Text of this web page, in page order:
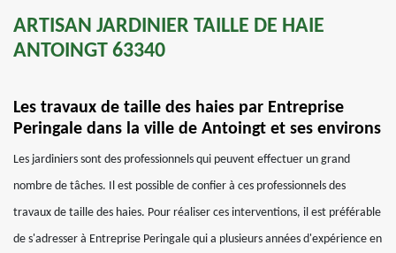
ARTISAN JARDINIER TAILLE DE HAIE
ANTOINGT 63340
Les travaux de taille des haies par Entreprise
Peringale dans la ville de Antoingt et ses environs
Les jardiniers sont des professionnels qui peuvent effectuer un grand
nombre de tâches. Il est possible de confier à ces professionnels des
travaux de taille des haies. Pour réaliser ces interventions, il est préférable
de s'adresser à Entreprise Peringale qui a plusieurs années d'expérience en